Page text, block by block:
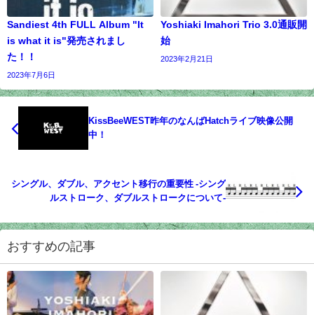
Sandiest 4th FULL Album "It
is what it is"発売されまし
た！！
2023年7月6日
Yoshiaki Imahori Trio 3.0通販開
始
2023年2月21日
KissBeeWEST昨年のなんばHatchライブ映像公開
中！
シングル、ダブル、アクセント移行の重要性 -シング
ルストローク、ダブルストロークについて-
おすすめの記事